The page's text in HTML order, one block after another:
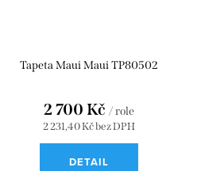
Tapeta Maui Maui TP80502
2 231,40 Kč bez DPH
2 700 Kč / role
DETAIL